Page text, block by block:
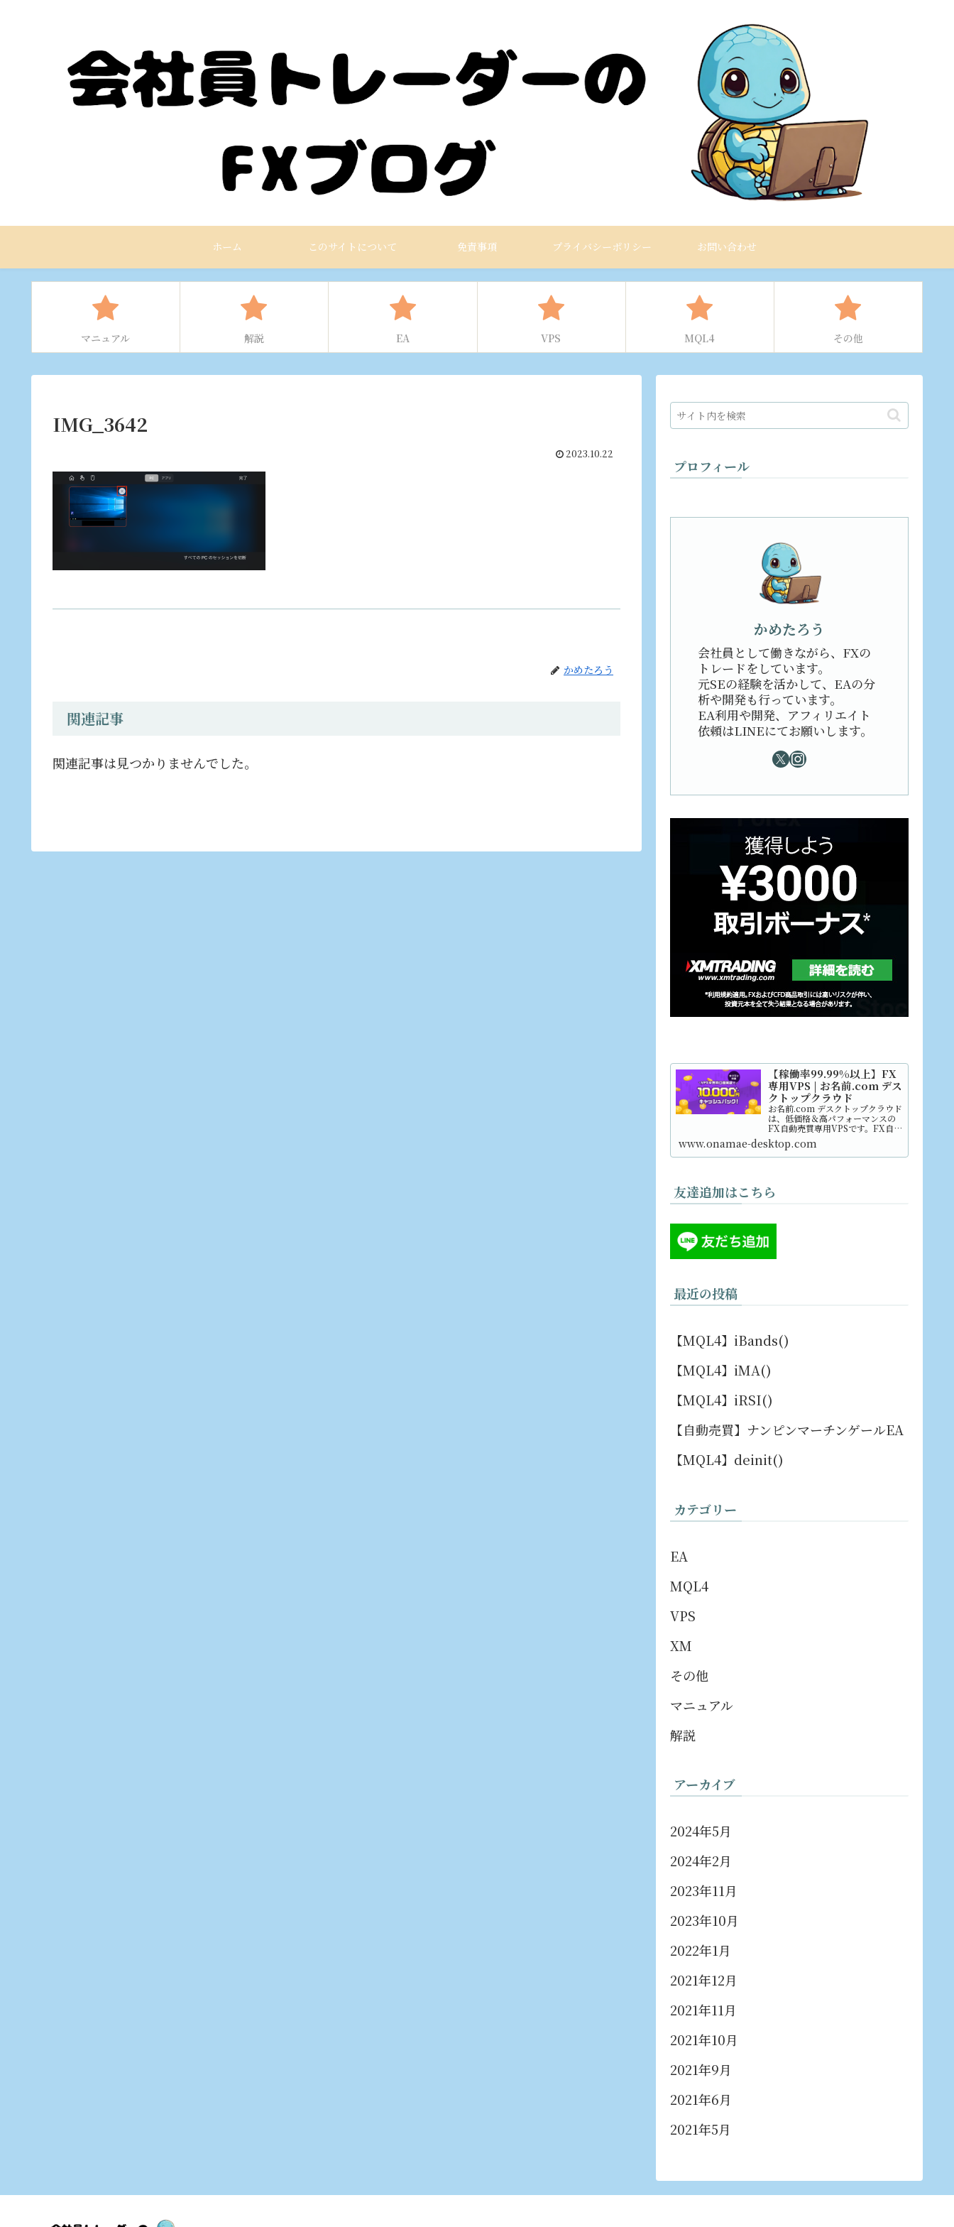
ホーム このサイトについて 免責事項 プライバシーポリシー お問い合わせ
マニュアル 解説 EA VPS MQL4 その他
IMG_3642
2023.10.22
かめたろう
関連記事
関連記事は見つかりませんでした。
プロフィール
かめたろう
会社員として働きながら、FXの
トレードをしています。
元SEの経験を活かして、EAの分
析や開発も行っています。
EA利用や開発、アフィリエイト
依頼はLINEにてお願いします。
【稼働率99.99%以上】FX
専用VPS | お名前.com デス
クトップクラウド
お名前.com デスクトップクラウド
は、低価格＆高パフォーマンスの
FX自動売買専用VPSです。FX自動
売買に必要な安定した環境と取引
スピードをご提供します。初心者
の方でも難しいサーバー設定は一
www.onamae-desktop.com
友達追加はこちら
最近の投稿
【MQL4】iBands()
【MQL4】iMA()
【MQL4】iRSI()
【自動売買】ナンピンマーチンゲールEA
【MQL4】deinit()
カテゴリー
EA
MQL4
VPS
XM
その他
マニュアル
解説
アーカイブ
2024年5月
2024年2月
2023年11月
2023年10月
2022年1月
2021年12月
2021年11月
2021年10月
2021年9月
2021年6月
2021年5月